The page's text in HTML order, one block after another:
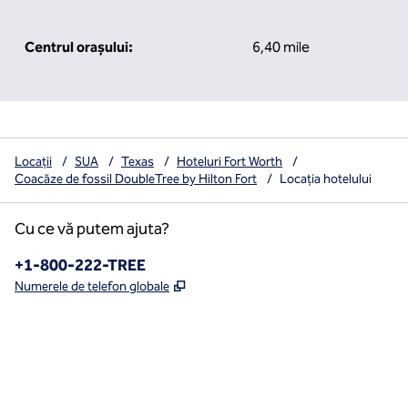
Centrul orașului: 6,40 mile
Locații / SUA / Texas / Hoteluri Fort Worth
/
Coacăze de fossil DoubleTree by Hilton Fort
/ Locația hotelului
Cu ce vă putem ajuta?
Telefon:
+1-800-222-TREE
Numerele de telefon globale ,